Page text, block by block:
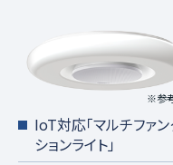
※参
IoT対応「マルチファン
ションライト」